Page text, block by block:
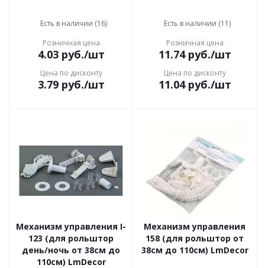
Есть в наличии (16)
Розничная цена
4.03руб./шт
Цена по дисконту
3.79руб./шт
Есть в наличии (11)
Розничная цена
11.74руб./шт
Цена по дисконту
11.04руб./шт
Механизм управления I-
123 (для рольштор
день/ночь от 38см до
110см) LmDecor
Механизм управления
158 (для рольштор от
38см до 110см) LmDecor